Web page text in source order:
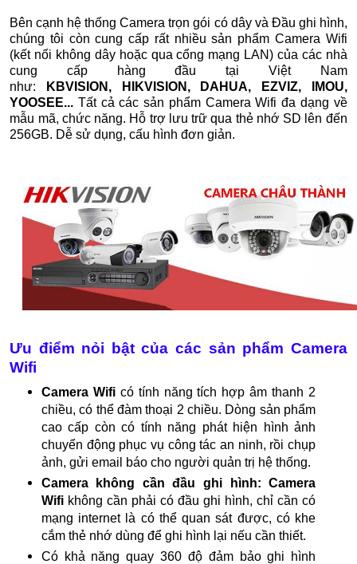
Bên cạnh hệ thống Camera trọn gói có dây và Đầu ghi hình,
chúng tôi còn cung cấp rất nhiều sản phẩm Camera Wifi
(kết nối không dây hoặc qua cổng mạng LAN) của các nhà
cung cấp hàng đầu tại Việt Nam
như:
KBVISION, HIKVISION, DAHUA, EZVIZ, IMOU,
YOOSEE... Tất cả các sản phẩm Camera Wifi đa dạng về
mẫu mã, chức năng. Hỗ trợ lưu trữ qua thẻ nhớ SD lên đến
256GB. Dễ sử dụng, cấu hình đơn giản.
Ưu điểm nỏi bật của các sản phẩm Camera
Wifi
Camera Wificó tính năng tích hợp âm thanh 2
chiều, có thể đàm thoại 2 chiều. Dòng sản phẩm
cao cấp còn có tính năng phát hiện hình ảnh
chuyển động phục vụ công tác an ninh, rồi chụp
ảnh, gửi email báo cho người quản trị hệ thống.
Camera không cần đầu ghi hình: Camera
Wifikhông cần phải có đầu ghi hình, chỉ cần có
mạng internet là có thể quan sát được, có khe
cắm thẻ nhớ dùng để ghi hình lại nếu cần thiết.
Có khả năng quay 360 độ đảm bảo ghi hình